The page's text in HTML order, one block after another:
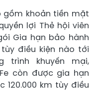
gồm khoản tiền mặt
lợi Thẻ hội viên
Gia hạn bảo hành
điều kiện nào tới
trình khuyến mại,
còn được gia hạn
km tùy điều